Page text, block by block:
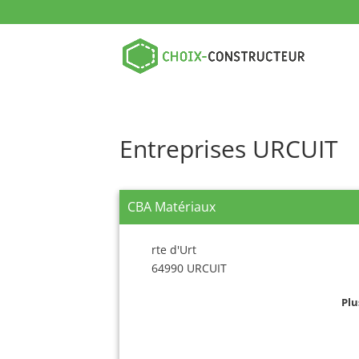
Entreprises URCUIT
CBA Matériaux
rte d'Urt
64990 URCUIT